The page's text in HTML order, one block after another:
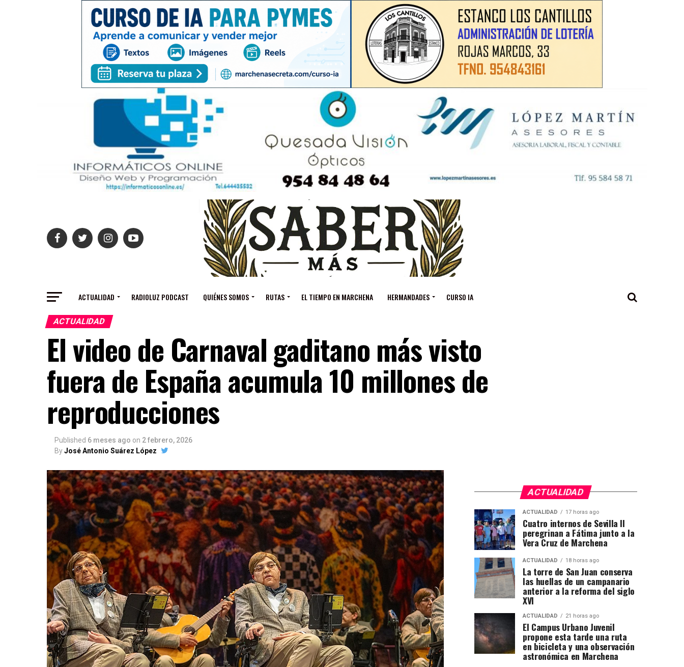
ACTUALIDAD RADIOLUZ PODCAST QUIÉNES SOMOS RUTAS EL TIEMPO EN MARCHENA HERMANDADES CURSO IA
ACTUALIDAD
El video de Carnaval gaditano más visto
fuera de España acumula 10 millones de
reproducciones
Published 6 meses ago on 2 febrero, 2026
ByJosé Antonio Suárez López
ACTUALIDAD
ACTUALIDAD 17 horas ago
Cuatro internos de Sevilla II
peregrinan a Fátima junto a la
Vera Cruz de Marchena
ACTUALIDAD 18 horas ago
La torre de San Juan conserva
las huellas de un campanario
anterior a la reforma del siglo
XVI
ACTUALIDAD 21 horas ago
El Campus Urbano Juvenil
propone esta tarde una ruta
en bicicleta y una observación
astronómica en Marchena